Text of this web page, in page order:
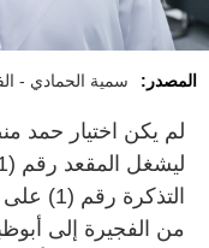
المصدر: سمية الحمادي -
لم يكن اختيار حمد
من الفجيرة إلى